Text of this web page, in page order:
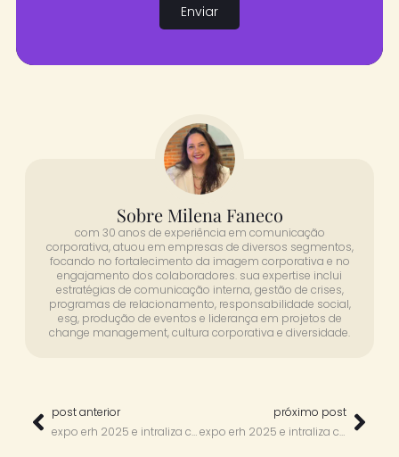
Enviar
Sobre Milena Faneco
com 30 anos de experiência em comunicação
corporativa, atuou em empresas de diversos segmentos,
focando no fortalecimento da imagem corporativa e no
engajamento dos colaboradores. sua expertise inclui
estratégias de comunicação interna, gestão de crises,
programas de relacionamento, responsabilidade social,
esg, produção de eventos e liderança em projetos de
change management, cultura corporativa e diversidade.
post anterior
expo erh 2025 e intraliza com marcos tonin
próximo post
expo erh 2025 e intraliza com raquel sartori